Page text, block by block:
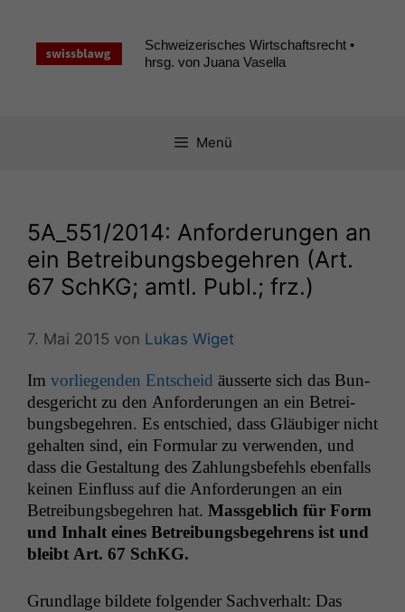
springen
Schweizerisches Wirtschaftsrecht •
hrsg. von Juana Vasella
Menü
5A_551/2014: Anforderungen an
ein Betreibungsbegehren (Art.
67 SchKG; amtl. Publ.; frz.)
7. Mai 2015 von Lukas Wiget
Im vor­liegen­den Entscheid äusserte sich das Bun­
des­gericht zu den Anforderun­gen an ein Betrei­
bungs­begehren. Es entsch­ied, dass Gläu­biger nicht
gehal­ten sind, ein For­mu­lar zu ver­wen­den, und
dass die Gestal­tung des Zahlungs­be­fehls eben­falls
keinen Ein­fluss auf die Anforderun­gen an ein
Betrei­bungs­begehren hat. Mass­ge­blich für Form
und Inhalt eines Betrei­bungs­begehrens ist und
bleibt Art. 67 SchKG.
Grund­lage bildete fol­gen­der Sachver­halt: Das